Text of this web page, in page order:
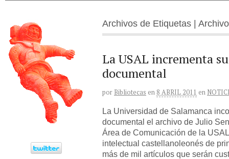
Archivos de Etiquetas |
La USAL incrementa
documental
por Bibliotecas en 8 ABRIL 2011 en
La Universidad de Salamanca
documental el archivo de Julio
Área de Comunicación de la
intelectual castellanoleonés de
más de mil artículos que serán